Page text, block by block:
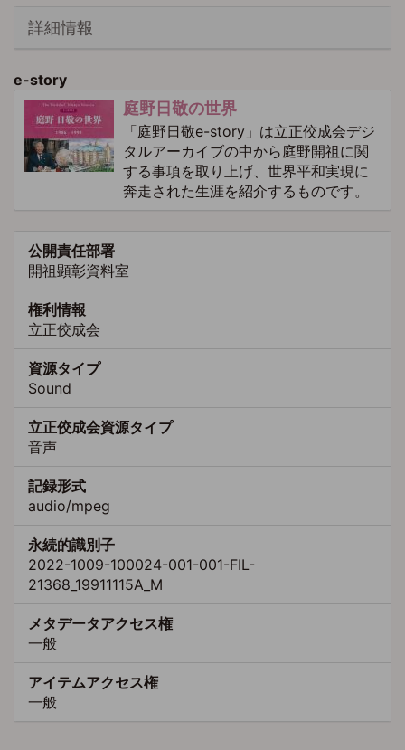
詳細情報
e-story
庭野日敬の世界
「庭野日敬e-story」は立正佼成会デジ
タルアーカイブの中から庭野開祖に関
する事項を取り上げ、世界平和実現に
奔走された生涯を紹介するものです。
公開責任部署
開祖顕彰資料室
権利情報
立正佼成会
資源タイプ
Sound
立正佼成会資源タイプ
音声
記録形式
audio/mpeg
永続的識別子
2022-1009-100024-001-001-FIL-
21368_19911115A_M
メタデータアクセス権
一般
アイテムアクセス権
一般